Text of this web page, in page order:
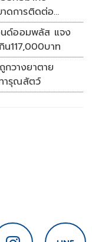
ดการติดต่อ
นด์ออมพลัส แจง
น117,000บาท
วางยาตาย
ารุณสัตว์